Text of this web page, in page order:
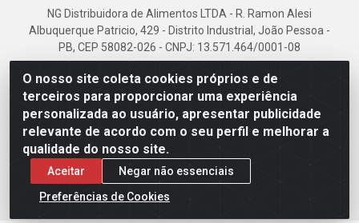
O nosso site coleta cookies próprios e de
terceiros para proporcionar uma experiência
personalizada ao usuário, apresentar publicidade
relevante de acordo com o seu perfil e melhorar a
qualidade do nosso site.
Aceitar
Negar não essenciais
Preferências de Cookies
NG Distribuidora de Alimentos LTDA - R. Ramon Alesi
Albuquerque Patricio, 429 - Distrito Industrial, João Pessoa -
PB, CEP 58082-026 - CNPJ: 13.571.464/0001-08
NG Alimentos, há mais de 14 anos no mercado paraibano, é
referência em frigorificados, destacando-se pela logística
eficiente e excelência.